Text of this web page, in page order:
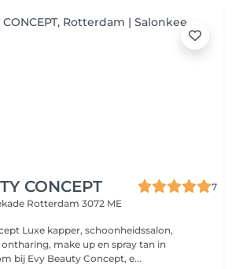
CONCEPT
7
Rotterdam 3072 ME
make up en spray tan in
Welkom bij Evy Beauty Concept, e...